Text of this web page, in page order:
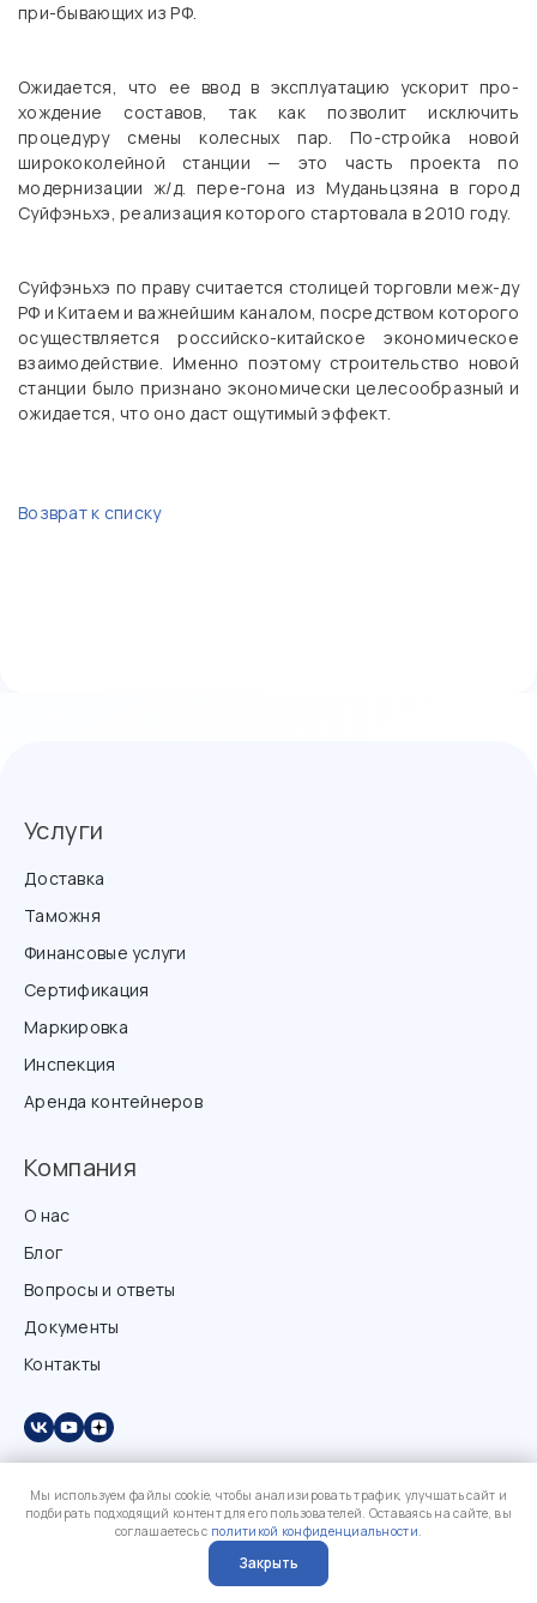
при-бывающих из РФ.
Ожидается, что ее ввод в эксплуатацию ускорит про-
хождение составов, так как позволит исключить
процедуру смены колесных пар. По-стройка новой
ширококолейной станции — это часть проекта по
модернизации ж/д. пере-гона из Муданьцзяна в город
Суйфэньхэ, реализация которого стартовала в 2010 году.
Суйфэньхэ по праву считается столицей торговли меж-ду
РФ и Китаем и важнейшим каналом, посредством которого
осуществляется российско-китайское экономическое
взаимодействие. Именно поэтому строительство новой
станции было признано экономически целесообразный и
ожидается, что оно даст ощутимый эффект.
Возврат к списку
Услуги
Доставка
Таможня
Финансовые услуги
Сертификация
Маркировка
Инспекция
Аренда контейнеров
Компания
О нас
Блог
Вопросы и ответы
Документы
Контакты
Мы используем файлы cookie, чтобы анализировать трафик, улучшать сайт и
подбирать подходящий контент для его пользователей. Оставаясь на сайте, вы
соглашаетесь с политикой конфиденциальности.
Закрыть